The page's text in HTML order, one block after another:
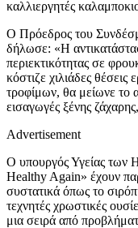
καλλιεργητές
Ο Πρόεδρος του
δήλωσε: «Η
περιεκτικότητας σε
κόστιζε χιλιάδες θέσεις
τροφίμων, θα μείωνε το
εισαγωγές ξένης
Advertisement
Ο υπουργός Υγείας των
Healthy Again» έχουν
συστατικά όπως το
τεχνητές χρωστικές
μια σειρά από